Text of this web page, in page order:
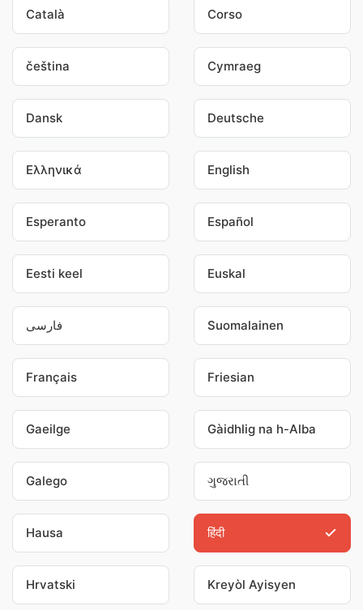
Català Corso
čeština Cymraeg
Dansk Deutsche
Ελληνικά English
Esperanto Español
Eesti keel Euskal
فارسی Suomalainen
Français Friesian
Gaeilge Gàidhlig na h-Alba
Galego ગુજરાતી
Hausa हिंदी
Hrvatski Kreyòl Ayisyen